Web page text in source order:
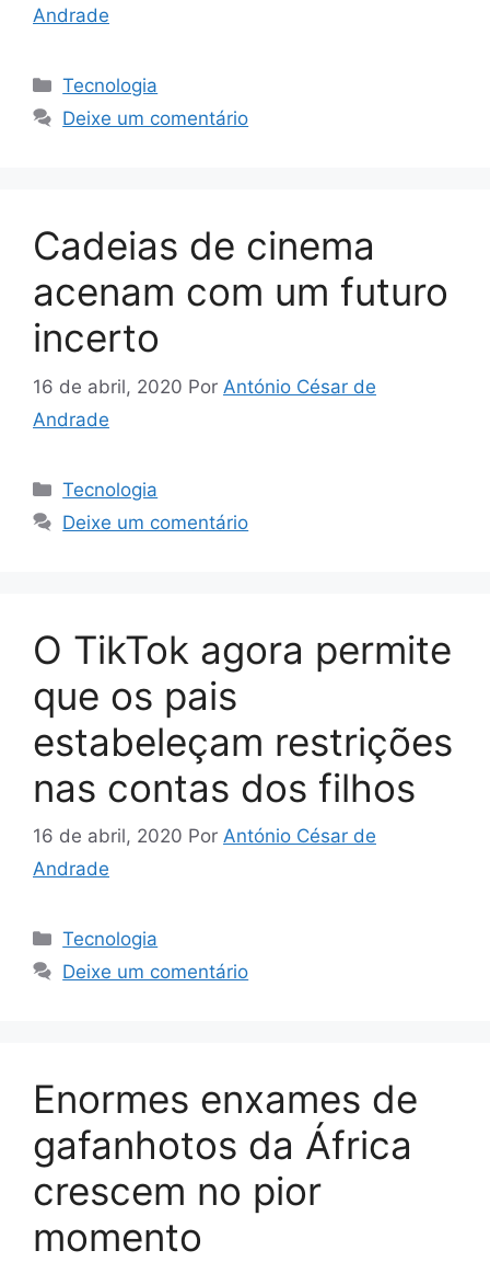
Andrade
Categorias
Tecnologia
Deixe um comentário
Cadeias de cinema
acenam com um futuro
incerto
16 de abril, 2020 Por António César de
Andrade
Categorias
Tecnologia
Deixe um comentário
O TikTok agora permite
que os pais
estabeleçam restrições
nas contas dos filhos
16 de abril, 2020 Por António César de
Andrade
Categorias
Tecnologia
Deixe um comentário
Enormes enxames de
gafanhotos da África
crescem no pior
momento